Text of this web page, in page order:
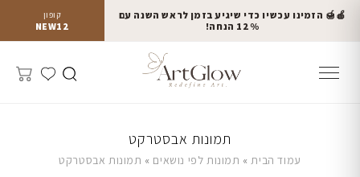
קופון
NEW12
🍎🍯 הזמינו עכשיו כדי שיגיע בזמן לראש השנה עם
12% הנחה!
תמונות אבסטרקט
עמוד הבית» תמונות לפי נושאים » תמונות אבסטרקט